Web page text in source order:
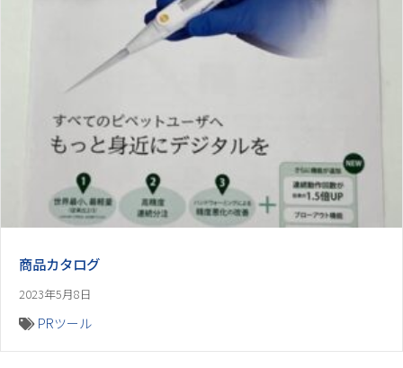
商品カタログ
2023年5月8日
PRツール